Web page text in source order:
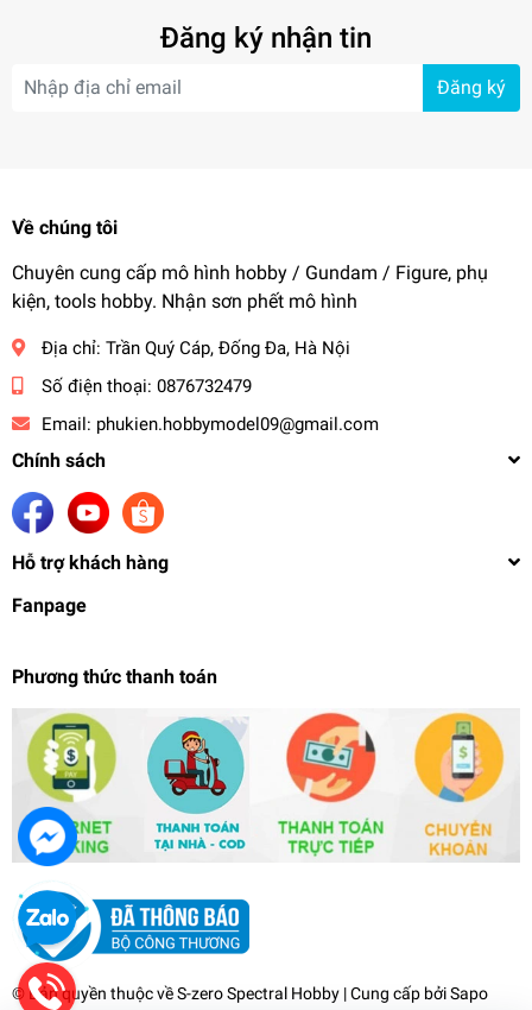
Đăng ký nhận tin
Đăng ký
Về chúng tôi
Chuyên cung cấp mô hình hobby / Gundam / Figure, phụ
kiện, tools hobby. Nhận sơn phết mô hình
Địa chỉ: Trần Quý Cáp, Đống Đa, Hà Nội
Số điện thoại: 0876732479
Email: phukien.hobbymodel09@gmail.com
Chính sách
Hỗ trợ khách hàng
Fanpage
Phương thức thanh toán
© Bản quyền thuộc vềS-zero Spectral Hobby | Cung cấp bởiSapo
Mô hình lắp ráp MG 1/100 RX-78-2 RX78 CA
489.000₫
undefined